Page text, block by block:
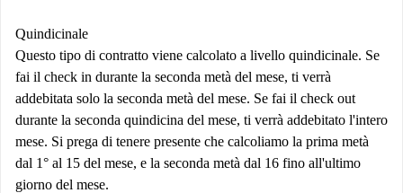
Quindicinale
Questo tipo di contratto viene calcolato a livello quindicinale. Se
fai il check in durante la seconda metà del mese, ti verrà
addebitata solo la seconda metà del mese. Se fai il check out
durante la seconda quindicina del mese, ti verrà addebitato l'intero
mese. Si prega di tenere presente che calcoliamo la prima metà
dal 1° al 15 del mese, e la seconda metà dal 16 fino all'ultimo
giorno del mese.